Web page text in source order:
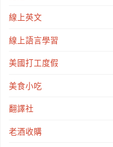
線上英文
線上語言學習
美國打工度假
美食小吃
翻譯社
老酒收購